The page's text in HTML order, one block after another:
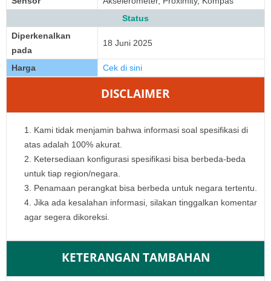
Status
Diperkenalkan
pada
18 Juni 2025
Harga Cek di sini
DISCLAIMER
Kami tidak menjamin bahwa informasi soal spesifikasi di
atas adalah 100% akurat.
Ketersediaan konfigurasi spesifikasi bisa berbeda-beda
untuk tiap region/negara.
Penamaan perangkat bisa berbeda untuk negara tertentu.
Jika ada kesalahan informasi, silakan tinggalkan komentar
agar segera dikoreksi.
KETERANGAN TAMBAHAN